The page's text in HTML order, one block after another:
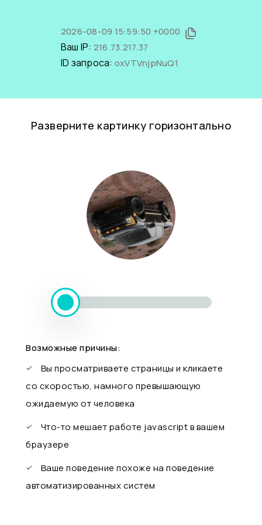
2026-08-09 15:59:50 +0000
Ваш IP: 216.73.217.37
ID запроса: oxVTVnjpNuQ1
Разверните картинку горизонтально
Возможные причины:
Вы просматриваете страницы и кликаете
со скоростью, намного превышающую
ожидаемую от человека
Что-то мешает работе javascript в вашем
браузере
Ваше поведение похоже на поведение
автоматизированных систем